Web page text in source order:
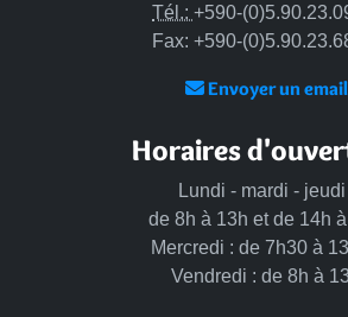
Tél.: +590-
Fax: +590-
Envoyer un email
Horaires
Lundi - mardi - jeudi
de 8h à 13h et de 14h
Mercredi : de 7h30 à
Vendredi : de 8h à